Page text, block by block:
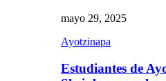
mayo 29, 2025
Ayotzinapa
Estudiantes de